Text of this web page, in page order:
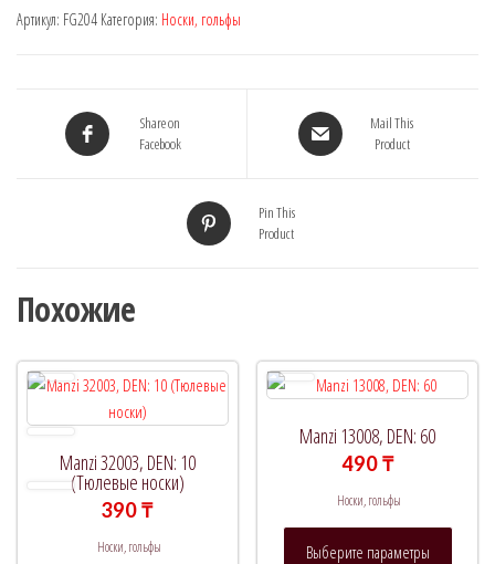
Артикул: FG204 Категория: Носки, гольфы
Share on
Facebook
Mail This
Product
Pin This
Product
Похожие
Manzi 32003, DEN: 10
(Тюлевые носки)
390₸
Носки, гольфы
Manzi 13008, DEN: 60
490₸
Носки, гольфы
Выберите параметры
Этот